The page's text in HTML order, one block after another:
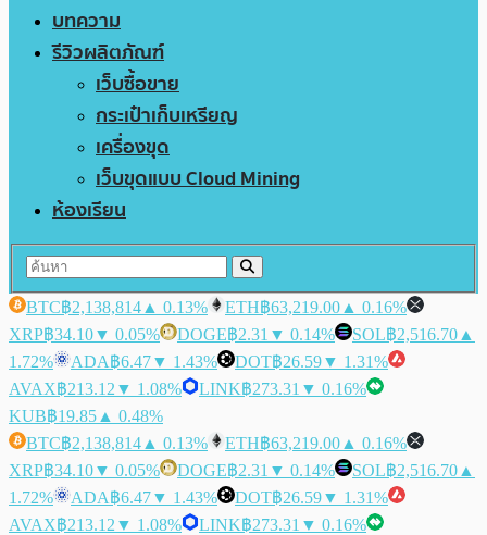
บทความ
รีวิวผลิตภัณฑ์
เว็บซื้อขาย
กระเป๋าเก็บเหรียญ
เครื่องขุด
เว็บขุดแบบ Cloud Mining
ห้องเรียน
BTC฿2,138,814 ▲ 0.13% ETH฿63,219.00 ▲ 0.16%
XRP฿34.10▼ 0.05% DOGE฿2.31 ▼ 0.14% SOL฿2,516.70 ▲
1.72%
ADA฿6.47▼ 1.43% DOT฿26.59▼ 1.31%
AVAX฿213.12 ▼ 1.08% LINK฿273.31 ▼ 0.16%
KUB฿19.85 ▲ 0.48%
BTC฿2,138,814 ▲ 0.13% ETH฿63,219.00 ▲ 0.16%
XRP฿34.10▼ 0.05% DOGE฿2.31 ▼ 0.14% SOL฿2,516.70 ▲
1.72%
ADA฿6.47▼ 1.43% DOT฿26.59▼ 1.31%
AVAX฿213.12 ▼ 1.08% LINK฿273.31 ▼ 0.16%